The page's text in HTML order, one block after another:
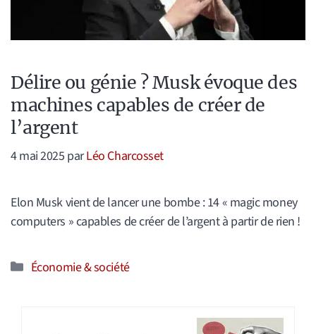
Délire ou génie ? Musk évoque des
machines capables de créer de
l’argent
4 mai 2025 parLéo Charcosset
Elon Musk vient de lancer une bombe : 14 « magic money
computers » capables de créer de l’argent à partir de rien !
Catégories
Économie & société